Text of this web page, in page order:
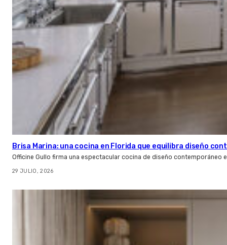
Brisa Marina: una cocina en Florida que equilibra diseño
Officine Gullo firma una espectacular cocina de diseño contemporáneo
29 JULIO, 2026